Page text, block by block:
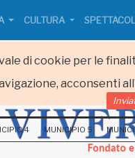
di cookie per le
acconsenti
CULTURA
4 MUNICIPIO 5